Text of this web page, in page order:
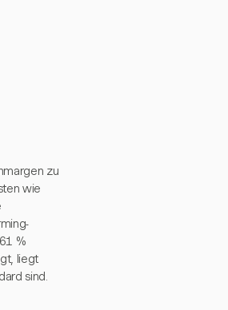
zu
wie
%
liegt
sind.